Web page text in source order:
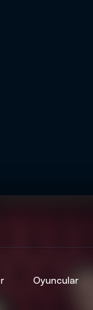
Oyuncular